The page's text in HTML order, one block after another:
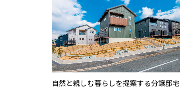
自然と親しむ暮らしを提案する分譲邸宅